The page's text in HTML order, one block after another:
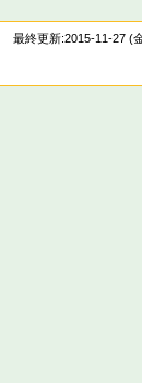
最終更新:2015-11-27 (